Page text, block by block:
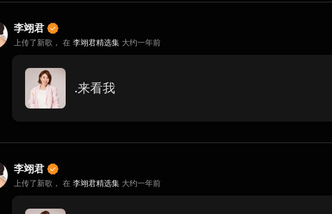
李翊君
上传了新歌， 在 李翊君精选集 大约一年前
.来看我
李翊君
上传了新歌， 在 李翊君精选集 大约一年前